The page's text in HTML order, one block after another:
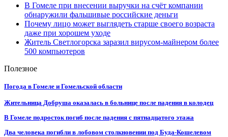
В Гомеле при внесении выручки на счёт компании
обнаружили фальшивые российские деньги
Почему лицо может выглядеть старше своего возраста
даже при хорошем уходе
Житель Светлогорска заразил вирусом-майнером более
500 компьютеров
Полезное
Погода в Гомеле и Гомельской области
Жительница Добруша оказалась в больнице после падения в колодец
В Гомеле подросток погиб после падения с пятнадцатого этажа
Два человека погибли в лобовом столкновении под Буда-Кошелевом